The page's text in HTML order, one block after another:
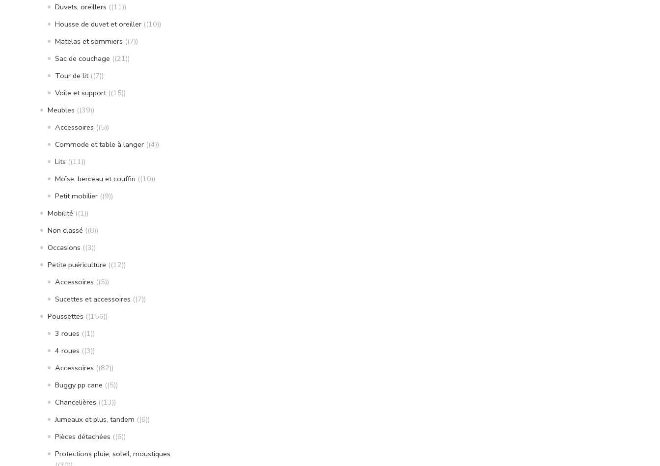
Duvets, oreillers (11)
Housse de duvet et oreiller (10)
Matelas et sommiers (7)
Sac de couchage (21)
Tour de lit (7)
Voile et support (15)
Meubles (39)
Accessoires (5)
Commode et table à langer (4)
Lits (11)
Moïse, berceau et couffin (10)
Petit mobilier (9)
Mobilité (1)
Non classé (8)
Occasions (3)
Petite puériculture (12)
Accessoires (5)
Sucettes et accessoires (7)
Poussettes (156)
3 roues (1)
4 roues (3)
Accessoires (82)
Buggy pp cane (5)
Chancelières (13)
Jumeaux et plus, tandem (6)
Pièces détachées (6)
Protections pluie, soleil, moustiques